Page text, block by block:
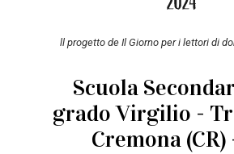
ll progetto de Il Giorno per i lettori di
Scuola
grado Virgilio -
Cremona (CR)